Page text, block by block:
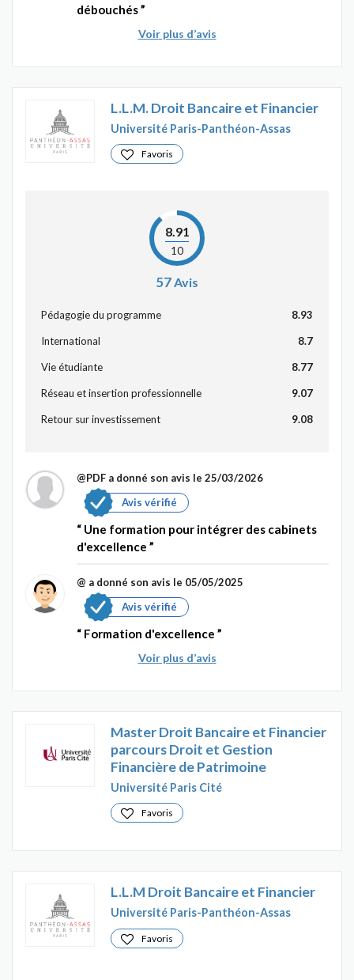
débouchés
Voir plus d’avis
L.L.M. Droit Bancaire et Financier
Université Paris-Panthéon-Assas
Favoris
8.91
10
57Avis
Pédagogie du programme 8.93
International 8.7
Vie étudiante 8.77
Réseau et insertion professionnelle 9.07
Retour sur investissement 9.08
@PDF a donné son avis le 25/03/2026
Avis vérifié
Une formation pour intégrer des cabinets
d'excellence
@ a donné son avis le 05/05/2025
Avis vérifié
Formation d'excellence
Voir plus d’avis
Master Droit Bancaire et Financier
parcours Droit et Gestion
Financière de Patrimoine
Université Paris Cité
Favoris
L.L.M Droit Bancaire et Financier
Université Paris-Panthéon-Assas
Favoris